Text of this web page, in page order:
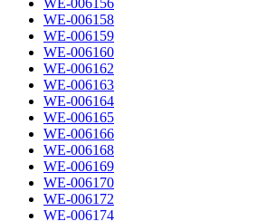
WE-006158
WE-006159
WE-006160
WE-006162
WE-006163
WE-006164
WE-006165
WE-006166
WE-006168
WE-006169
WE-006170
WE-006172
WE-006174